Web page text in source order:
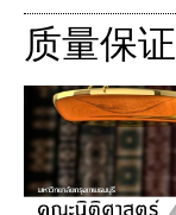
质量保证